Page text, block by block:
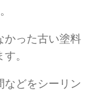
かった古い塗料
。
などをシーリン